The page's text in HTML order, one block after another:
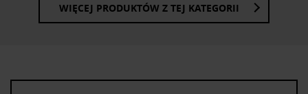
WIĘCEJ PRODUKTÓW Z TEJ KATEGORII